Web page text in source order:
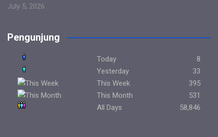
July 5, 2026
Pengunjung
Today
8
Yesterday
33
This Week
395
This Month
531
All Days
58,846